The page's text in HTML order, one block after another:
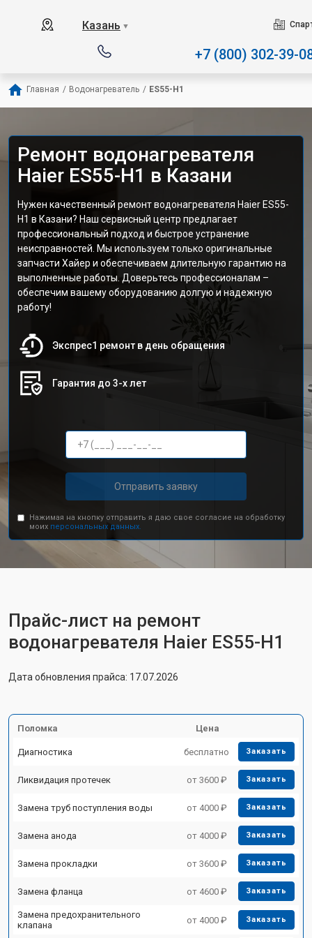
Казань ▼
+7 (800) 302-39-
Главная / Водонагреватель / ES55-H1
Ремонт водонагревателя
Haier ES55-H1 в Казани
Нужен качественный ремонт водонагревателя Haier ES55-
H1 в Казани? Наш сервисный центр предлагает
профессиональный подход и быстрое устранение
неисправностей. Мы используем только оригинальные
запчасти Хайер и обеспечиваем длительную гарантию на
выполненные работы. Доверьтесь профессионалам –
обеспечим вашему оборудованию долгую и надежную
работу!
Экспрес1 ремонт в день обращения
Гарантия до 3-х лет
Отправить заявку
Нажимая на кнопку отправить я даю свое согласие на обработку
моих персональных данных.
Прайс-лист на ремонт
водонагревателя Haier ES55-H1
Дата обновления прайса: 17.07.2026
Поломка Цена
Диагностика бесплатно Заказать
Ликвидация протечек от 3600 ₽ Заказать
Замена труб поступления воды от 4000 ₽ Заказать
Замена анода от 4000 ₽ Заказать
Замена прокладки от 3600 ₽ Заказать
Замена фланца от 4600 ₽ Заказать
Замена предохранительного
клапана
от 4000 ₽ Заказать